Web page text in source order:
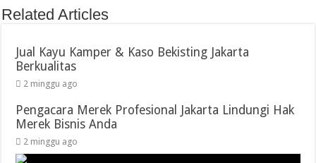
Related Articles
Jual Kayu Kamper & Kaso Bekisting Jakarta
Berkualitas
2 minggu ago
Pengacara Merek Profesional Jakarta Lindungi Hak
Merek Bisnis Anda
2 minggu ago